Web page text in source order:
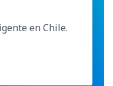
en Chile.